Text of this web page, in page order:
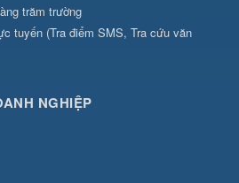
trăm trường
tuyến (Tra điểm SMS, Tra cứu văn
NGHIỆP